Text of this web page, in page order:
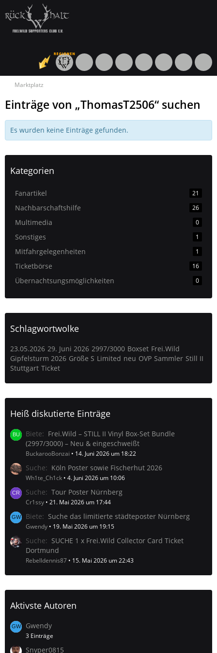
Marktplatz
Einträge von „ThomasT2506“ suchen
Es wurden keine Einträge gefunden.
Kategorien
Fanartikel 21
Nachbarschaftshilfe 26
Multimedia 0
Sonstiges 1
Mitfahrgelegenheiten 1
Ticketbörse 16
Übernachtsungsmöglichkeiten 0
Schlagwortwolke
23.05.2026 29. Juni 2026 2997/3000 Boxset Frei.Wild
Gipfelsturm 2026 Größe S Limited neu OVP Sammler Still II
Stuttgart Ticket
Heiß diskutierte Einträge
Biete
Frei.Wild – STILL II Vinyl Box-Set Bundle
(2997/3000) – Neu & eingeschweißt
BuckarooBonzai 14. Juni 2026 um 18:22
Suche Köln Poster sowie Fischerhut 2026
Wh1te_Ch1ck 4. Juni 2026 um 10:06
Suche Tour Poster Nürnberg
Cr1ssy 21. Mai 2026 um 17:44
Biete Suche das limitierte städteposter Nürnberg
Gwendy 19. Mai 2026 um 19:15
Suche
SUCHE 1 x Frei.Wild Collector Card Ticket
Dortmund
Rebelldennis87 15. Mai 2026 um 22:43
Aktivste Autoren
Gwendy
3 Einträge
Snyper0815